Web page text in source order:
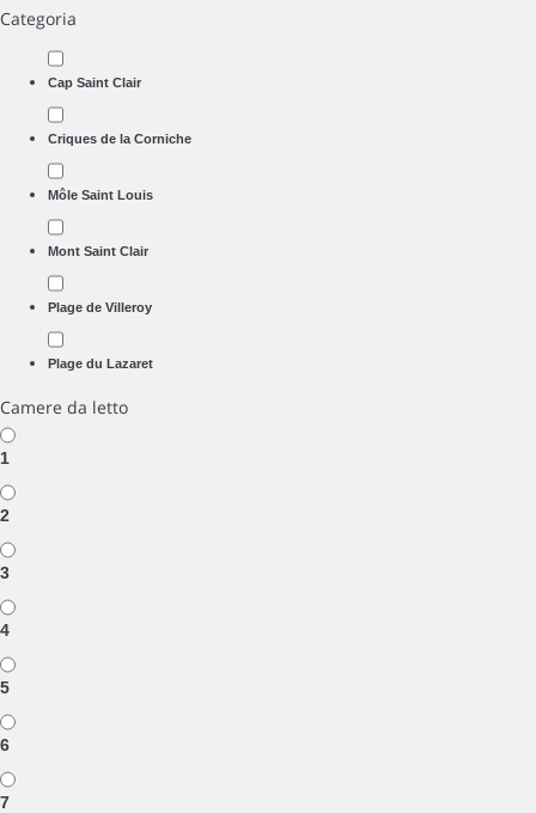
Categoria
Cap Saint Clair
Criques de la Corniche
Môle Saint Louis
Mont Saint Clair
Plage de Villeroy
Plage du Lazaret
Camere da letto
1
2
3
4
5
6
7